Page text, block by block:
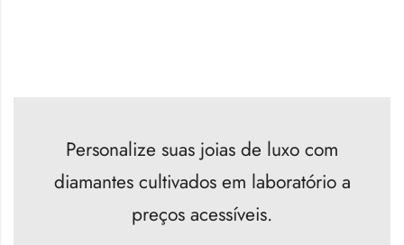
Personalize suas joias de luxo com
diamantes cultivados em laboratório a
preços acessíveis.